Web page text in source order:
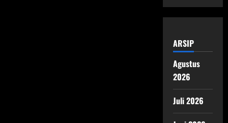
ARSIP
Agustus
2026
Juli 2026